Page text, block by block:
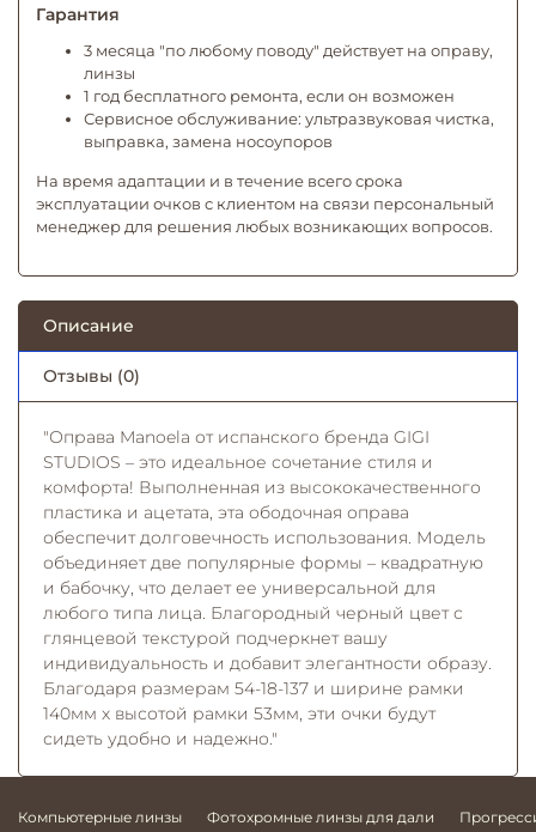
Гарантия
3 месяца "по любому поводу" действует на оправу,
линзы
1 год бесплатного ремонта, если он возможен
Сервисное обслуживание: ультразвуковая чистка,
выправка, замена носоупоров
На время адаптации и в течение всего срока
эксплуатации очков с клиентом на связи персональный
менеджер для решения любых возникающих вопросов.
Описание
Отзывы (0)
"Оправа Manoela от испанского бренда GIGI
STUDIOS – это идеальное сочетание стиля и
комфорта! Выполненная из высококачественного
пластика и ацетата, эта ободочная оправа
обеспечит долговечность использования. Модель
объединяет две популярные формы – квадратную
и бабочку, что делает ее универсальной для
любого типа лица. Благородный черный цвет с
глянцевой текстурой подчеркнет вашу
индивидуальность и добавит элегантности образу.
Благодаря размерам 54-18-137 и ширине рамки
140мм x высотой рамки 53мм, эти очки будут
сидеть удобно и надежно."
Компьютерные линзы Фотохромные линзы для дали